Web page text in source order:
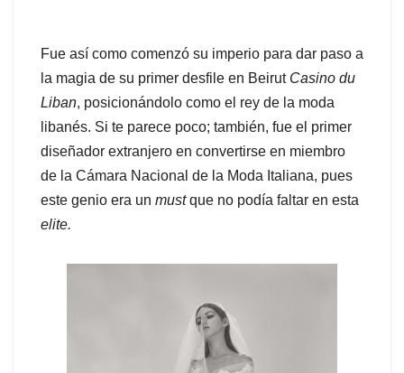
Fue así como comenzó su imperio para dar paso a
la magia de su primer desfile en Beirut Casino du
Liban, posicionándolo como el rey de la moda
libanés. Si te parece poco; también, fue el primer
diseñador extranjero en convertirse en miembro
de la Cámara Nacional de la Moda Italiana, pues
este genio era un mustque no podía faltar en esta
elite.